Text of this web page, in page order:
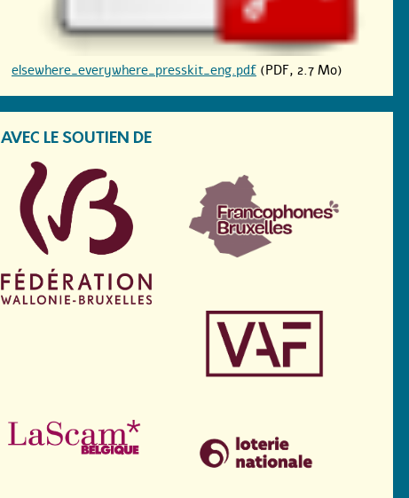
elsewhere_everywhere_presskit_eng.pdf (PDF, 2.7 Mo)
AVEC LE SOUTIEN DE